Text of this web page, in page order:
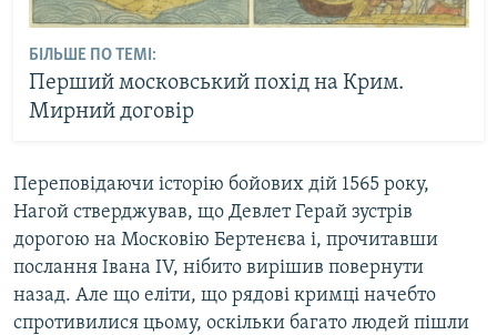
БІЛЬШЕ ПО ТЕМІ:
Перший московський похід на Крим.
Мирний договір
Переповідаючи історію бойових дій 1565 року,
Нагой стверджував, що Девлет Герай зустрів
дорогою на Московію Бертенєва і, прочитавши
послання Івана IV, нібито вирішив повернути
назад. Але що еліти, що рядові кримці начебто
спротивилися цьому, оскільки багато людей пішли